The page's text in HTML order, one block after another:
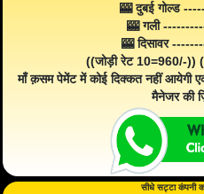
🎰 दुबई गोल्ड
🎰 गली
🎰 दिसावर
((जोड़ी रेट 10=960/-
माँ क़सम पेमेंट में कोई दिक्कत नहीं आयेगी
मैनेजर की
सीधे सट्टा कंपनी